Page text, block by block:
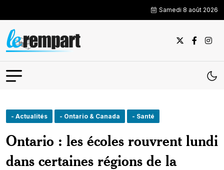
Samedi 8 août 2026
- Actualités - Ontario & Canada - Santé
Ontario : les écoles rouvrent lundi
dans certaines régions de la